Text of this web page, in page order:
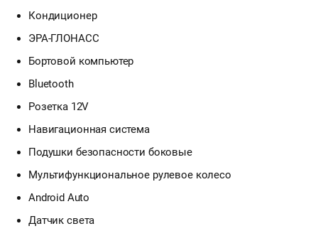
Кондиционер
ЭРА-ГЛОНАСС
Бортовой компьютер
Bluetooth
Розетка 12V
Навигационная система
Подушки безопасности боковые
Мультифункциональное рулевое колесо
Android Auto
Датчик света